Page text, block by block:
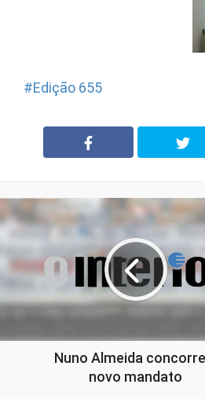
Edição 655
Nuno Almeida
novo mandato